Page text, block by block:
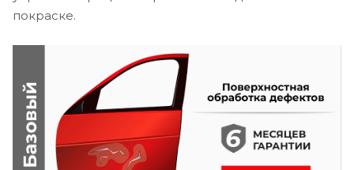
покраске.